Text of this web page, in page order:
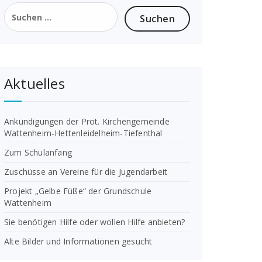
Suchen
nach:
Aktuelles
Ankündigungen der Prot. Kirchengemeinde
Wattenheim-Hettenleidelheim-Tiefenthal
Zum Schulanfang
Zuschüsse an Vereine für die Jugendarbeit
Projekt „Gelbe Füße“ der Grundschule
Wattenheim
Sie benötigen Hilfe oder wollen Hilfe anbieten?
Alte Bilder und Informationen gesucht